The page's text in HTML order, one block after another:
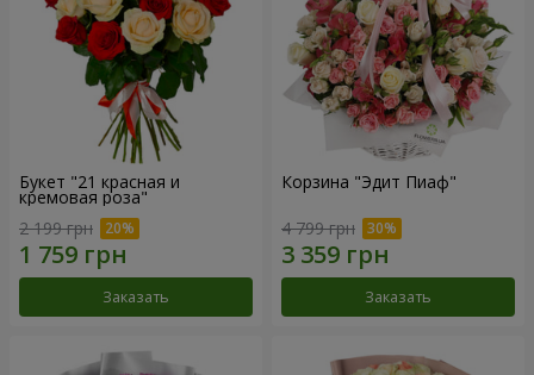
Букет "21 красная и
кремовая роза"
2 199 грн
Заказать
Корзина "Эдит Пиаф"
4 799 грн
Заказать